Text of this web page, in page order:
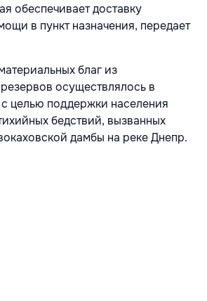
обеспечивает доставку
в пункт назначения, передает
благ из
осуществлялось в
целью поддержки населения
бедствий, вызванных
дамбы на реке Днепр.